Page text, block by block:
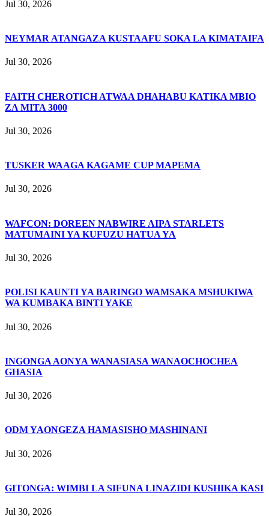
Jul 30, 2026
NEYMAR ATANGAZA KUSTAAFU SOKA LA KIMATAIFA
Jul 30, 2026
FAITH CHEROTICH ATWAA DHAHABU KATIKA MBIO
ZA MITA 3000
Jul 30, 2026
TUSKER WAAGA KAGAME CUP MAPEMA
Jul 30, 2026
WAFCON: DOREEN NABWIRE AIPA STARLETS
MATUMAINI YA KUFUZU HATUA YA
Jul 30, 2026
POLISI KAUNTI YA BARINGO WAMSAKA MSHUKIWA
WA KUMBAKA BINTI YAKE
Jul 30, 2026
INGONGA AONYA WANASIASA WANAOCHOCHEA
GHASIA
Jul 30, 2026
ODM YAONGEZA HAMASISHO MASHINANI
Jul 30, 2026
GITONGA: WIMBI LA SIFUNA LINAZIDI KUSHIKA KASI
Jul 30, 2026